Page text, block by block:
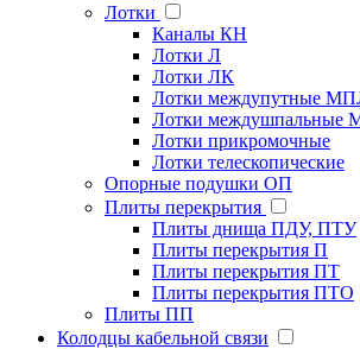
Лотки
Каналы КН
Лотки Л
Лотки ЛК
Лотки междупутные
Лотки
Лотки прикромочные
Лотки телескопические
Опорные подушки ОП
Плиты перекрытия
Плиты днища ПДУ, ПТУ
Плиты перекрытия П
Плиты перекрытия ПТ
Плиты перекрытия ПТО
Плиты ПП
Колодцы кабельной связи